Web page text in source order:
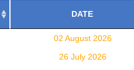
DATE
02 August 2026
26 July 2026